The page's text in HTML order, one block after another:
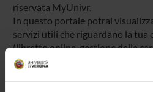
riservata MyUnivr.
In questo portale potrai
servizi utili che riguardano la tua
(libretto online, gestione della
learning, email istituzionale,
procedure amministrative, ecc.).